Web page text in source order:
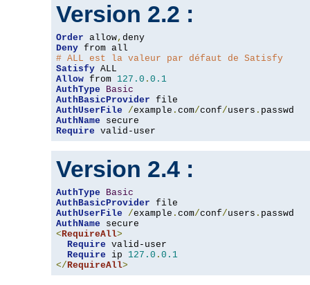
Version 2.2 :
Order allow,
Deny
# ALL est la valeur par défaut de Satisfy
Satisfy
Allow from 127.0 . 0.1
AuthType
Basic
AuthBasicProvider
AuthUserFile
/example . com/conf/users .
AuthName
Require valid-user
Version 2.4 :
AuthType
Basic
AuthBasicProvider
AuthUserFile
/example . com/conf/users .
AuthName
<RequireAll>
Require valid-user
Require ip 127.0 . 0.1
</RequireAll>